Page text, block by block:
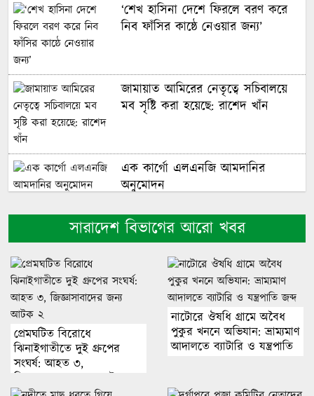
‘শেখ হাসিনা দেশে ফিরলে বরণ করে
নিব ফাঁসির কাষ্ঠে নেওয়ার জন্য’
জামায়াত আমিরের নেতৃত্বে সচিবালয়ে
মব সৃষ্টি করা হয়েছে: রাশেদ খাঁন
এক কার্গো এলএনজি আমদানির
অনুমোদন
দেশে ফিরতে চান সাকিব, ক্রীড়া
প্রতিমন্ত্রী বলছেন-সুযোগ নেই
ব্রহ্মপুত্র নদ থেকে তরুণের পা বাঁধা
মরদেহ উদ্ধার
বরগুনায় কিশোর নির্যাতনের ঘটনায়
সারাদেশ বিভাগের আরো খবর
প্রেমঘটিত বিরোধে
ঝিনাইগাতীতে দুই গ্রুপের
সংঘর্ষ: আহত ৩,
নাটোরে ঔষধি গ্রামে অবৈধ
পুকুর খননে অভিযান: ভ্রাম্যমাণ
আদালতে ব্যাটারি ও যন্ত্রপাতি